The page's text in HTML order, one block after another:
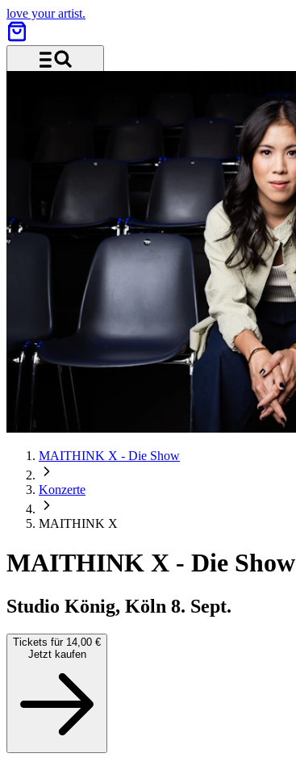
love your artist.
MAITHINK X - Die Show
Konzerte
MAITHINK X
MAITHINK X - Die Show
Studio König, Köln 8. Sept.
Tickets für 14,00 €
Jetzt kaufen